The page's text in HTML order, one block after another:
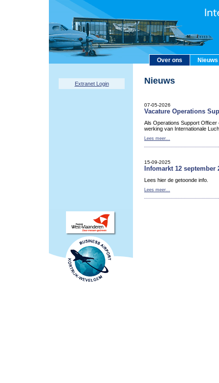
Over ons Nieuws
Extranet Login Nieuws
07-05-2026
Vacature Operations
Als Operations Support Officer
werking van Internationale
Lees meer...
15-09-2025
Infomarkt 12 september
Lees hier de getoonde info.
Lees meer...